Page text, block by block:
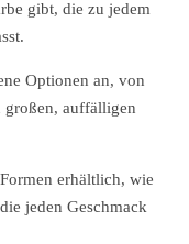
gibt, die zu jedem
Optionen an, von
großen, auffälligen
erhältlich, wie
jeden Geschmack